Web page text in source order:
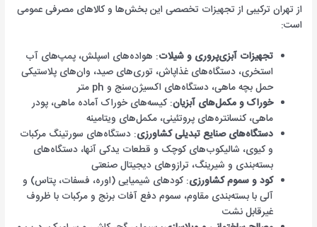
از تهران ترکیبی از تجهیزات تخصصی این بخش‌ها و کالاهای مصرفی عمومی
است:
تجهیزات آبزی‌پروری و شیلات: هواده‌های اسپلش، پمپ‌های آب
استخری، دستگاه‌های غذاپاش، توری‌های صید، وان‌های پلاستیکی
حمل بچه ماهی، دستگاه‌های اکسیژن‌سنج و ph متر
خوراک و مکمل‌های آبزیان: کیسه‌های خوراک آماده ماهی، پودر
ماهی، کنسانتره‌های پروتئینی، مکمل‌های ویتامینه
دستگاه‌های صنایع تبدیلی کشاورزی: دستگاه‌های سورتینگ مرکبات
و کیوی، شالیکوب‌های کوچک و قطعات یدکی آنها، دستگاه‌های
بسته‌بندی و شیرینگ، ترازوهای دیجیتال صنعتی
کود و سموم کشاورزی: کودهای شیمیایی (اوره، فسفات، پتاس) و
آلی با بسته‌بندی مقاوم، سموم دفع آفات برنج و مرکبات با ظروف
غیرقابل نشت